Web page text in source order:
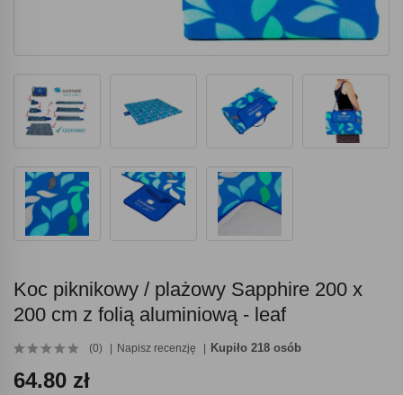
Koc piknikowy / plażowy Sapphire 200 x
200 cm z folią aluminiową - leaf
(0) Napisz recenzję Kupiło 218 osób
64.80 zł